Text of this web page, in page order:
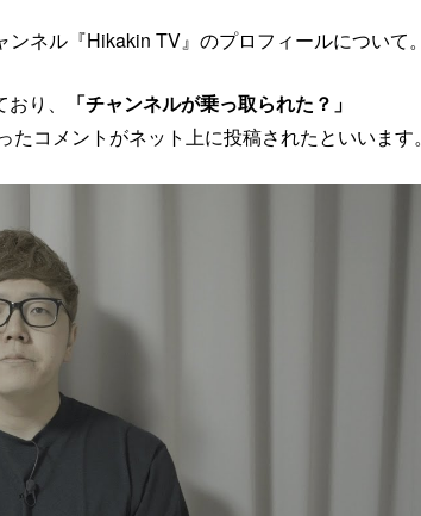
ネル『Hikakin TV』のプロフィールについて。
り、
「チャンネルが乗っ取られた？」
たコメントがネット上に投稿されたといいます。